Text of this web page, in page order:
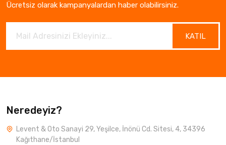
Ücretsiz olarak kampanyalardan haber olabilirsiniz.
KATIL
Neredeyiz?
Levent & Oto Sanayi 29, Yeşilce, İnönü Cd. Sitesi, 4, 34396
Kağıthane/İstanbul